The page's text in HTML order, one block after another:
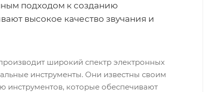
подходом к созданию
высокое качество звучания и
широкий спектр электронных
инструменты. Они известны своим
которые обеспечивают